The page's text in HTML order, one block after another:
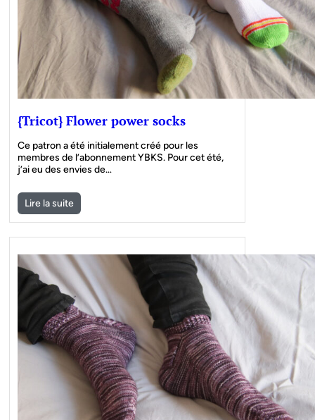
{Tricot} Flower power socks
Ce patron a été initialement créé pour les
membres de l’abonnement YBKS. Pour cet été,
j’ai eu des envies de…
Lire la suite